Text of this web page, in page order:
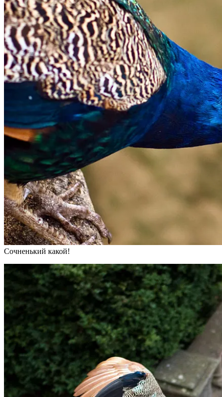
Сочненький какой!